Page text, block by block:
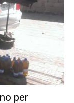
per